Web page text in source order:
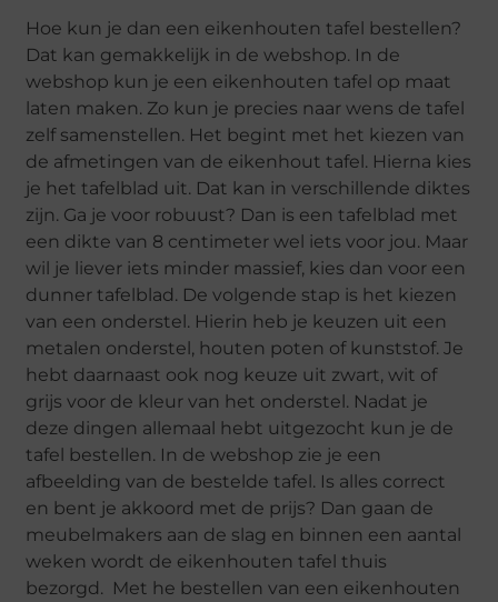
Hoe kun je dan een eikenhouten tafel bestellen?
Dat kan gemakkelijk in de webshop. In de
webshop kun je een eikenhouten tafel op maat
laten maken. Zo kun je precies naar wens de tafel
zelf samenstellen. Het begint met het kiezen van
de afmetingen van de eikenhout tafel. Hierna kies
je het tafelblad uit. Dat kan in verschillende diktes
zijn. Ga je voor robuust? Dan is een tafelblad met
een dikte van 8 centimeter wel iets voor jou. Maar
wil je liever iets minder massief, kies dan voor een
dunner tafelblad. De volgende stap is het kiezen
van een onderstel. Hierin heb je keuzen uit een
metalen onderstel, houten poten of kunststof. Je
hebt daarnaast ook nog keuze uit zwart, wit of
grijs voor de kleur van het onderstel. Nadat je
deze dingen allemaal hebt uitgezocht kun je de
tafel bestellen. In de webshop zie je een
afbeelding van de bestelde tafel. Is alles correct
en bent je akkoord met de prijs? Dan gaan de
meubelmakers aan de slag en binnen een aantal
weken wordt de eikenhouten tafel thuis
bezorgd. Met he bestellen van een eikenhouten